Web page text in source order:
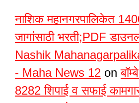
नाशिक महानगरपालिकेत
जागांसाठी भरती;PDF
Nashik
- Maha News 12 on
8282 शिपाई व सफाई